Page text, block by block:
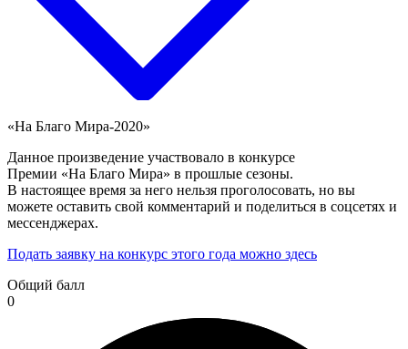
«На Благо Мира-2020»
Данное произведение участвовало в конкурсе
Премии «На Благо Мира» в прошлые сезоны.
В настоящее время за него нельзя проголосовать, но вы
можете оставить свой комментарий и поделиться в соцсетях и
мессенджерах.
Подать заявку на конкурс этого года можно здесь
Общий балл
0